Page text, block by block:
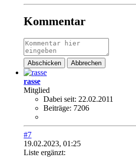
Kommentar
Abschicken Abbrechen
rasse
Mitglied
Dabei seit: 22.02.2011
Beiträge: 7206
#7
19.02.2023, 01:25
Liste ergänzt: